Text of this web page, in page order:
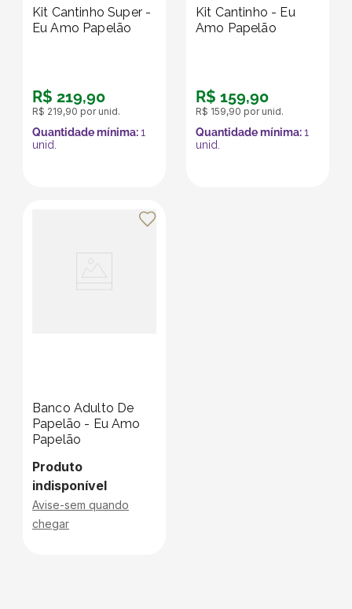
Kit Cantinho Super -
Eu Amo Papelão
R$ 219,90
R$ 219,90 por unid.
Quantidade mínima:1
unid.
Kit Cantinho - Eu
Amo Papelão
R$ 159,90
R$ 159,90 por unid.
Quantidade mínima:1
unid.
Banco Adulto De
Papelão - Eu Amo
Papelão
Produto
indisponível
Avise-sem quando
chegar